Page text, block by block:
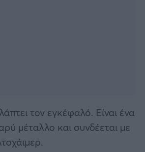
τον εγκέφαλό. Είναι ένα
μέταλλο και συνδέεται με